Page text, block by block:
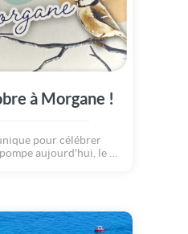
à Morgane !
pour célébrer
aujourd'hui, le 8